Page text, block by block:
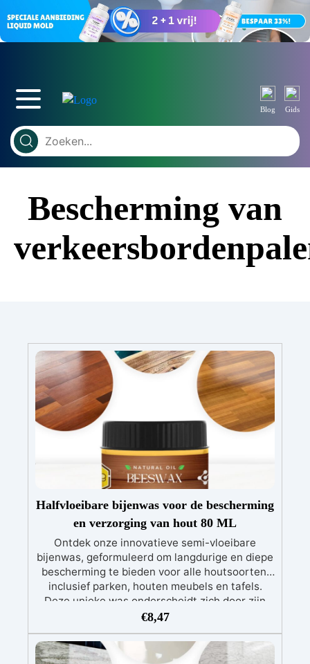
Blog Gids
Bescherming van
Halfvloeibare bijenwas voor de bescherming
en verzorging van hout 80 ML
Ontdek onze innovatieve semi-vloeibare
bijenwas, geformuleerd om langdurige en diepe
bescherming te bieden voor alle houtsoorten,
inclusief parken, houten meubels en tafels.
Deze unieke was onderscheidt zich door zijn
vloeibare pasta-consistentie die een diepe
wortels voedt en veelvoorkomende problemen
in verband met dagelijks gebruik effectief
€8,47